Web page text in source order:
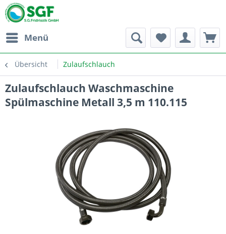
Menü
Übersicht Zulaufschlauch
Zulaufschlauch Waschmaschine
Spülmaschine Metall 3,5 m 110.115